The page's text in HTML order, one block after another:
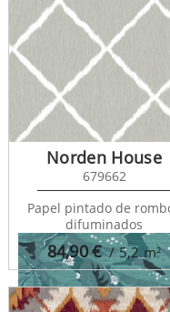
Five OClock 85796203
84,90€ / 5,2m²
Norden House
679662
Papel pintado de
difuminados